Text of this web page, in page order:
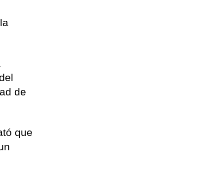
de
que